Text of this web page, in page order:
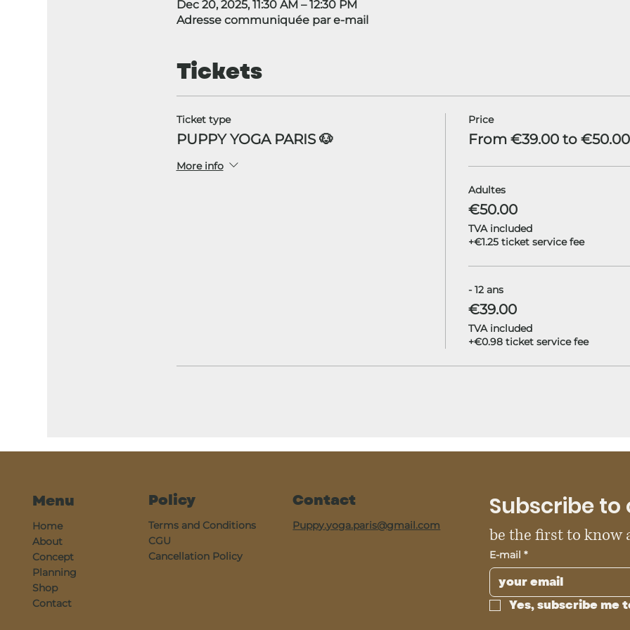
Dec 20, 2025, 11:30 AM – 12:30 PM
Adresse communiquée par e-mail
Tickets
Ticket type
PUPPY YOGA PARIS 🐶
More info
Price
From €39.00 to €50.00
Adultes
€50.00
TVA included
+€1.25 ticket service fee
- 12 ans
€39.00
TVA included
+€0.98 ticket service fee
Menu
Home
About
Concept
Planning
Shop
Contact
Policy
Terms and Conditions
CGU
Cancellation Policy
Contact
Puppy.yoga.paris@gmail.com
Subscribe
be the first to know
E-mail *
Yes, subscribe me